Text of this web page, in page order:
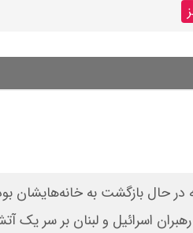
حال بازگشت به خانه‌هایشان
اسرائیل و لبنان بر سر